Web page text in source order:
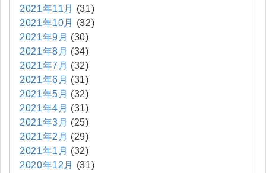
2021年11月
(31)
2021年10月
(32)
2021年9月 (30)
2021年8月 (34)
2021年7月 (32)
2021年6月 (31)
2021年5月 (32)
2021年4月 (31)
2021年3月 (25)
2021年2月 (29)
2021年1月 (32)
2020年12月
(31)